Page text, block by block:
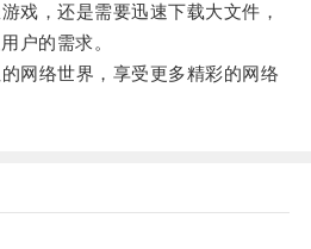
，还是需要迅速下载大文件，
户的需求。
络世界，享受更多精彩的网络